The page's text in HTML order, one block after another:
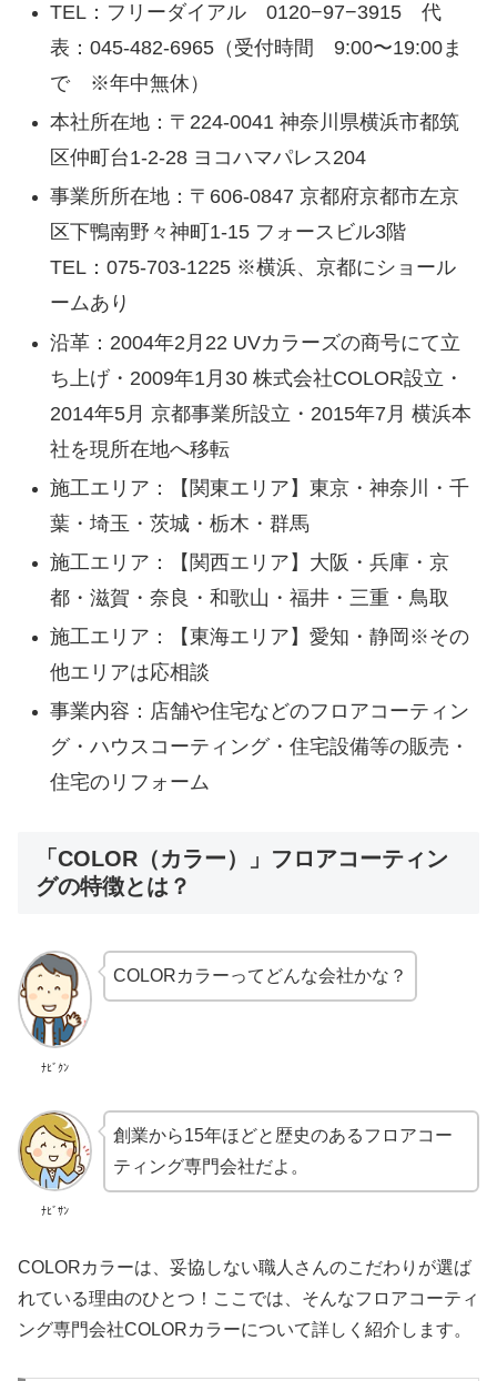
TEL：フリーダイアル 0120−97−3915 代
表：045-482-6965（受付時間 9:00〜19:00ま
で ※年中無休）
本社所在地：〒224-0041 神奈川県横浜市都筑
区仲町台1-2-28 ヨコハマパレス204
事業所所在地：〒606-0847 京都府京都市左京
区下鴨南野々神町1-15 フォースビル3階
TEL：075-703-1225 ※横浜、京都にショール
ームあり
沿革：2004年2月22 UVカラーズの商号にて立
ち上げ・2009年1月30 株式会社COLOR設立・
2014年5月 京都事業所設立・2015年7月 横浜本
社を現所在地へ移転
施工エリア：【関東エリア】東京・神奈川・千
葉・埼玉・茨城・栃木・群馬
施工エリア：
【関西エリア】大阪・兵庫・京
都・滋賀・奈良・和歌山・福井・三重・鳥取
施工エリア：
【東海エリア】愛知・静岡※その
他エリアは応相談
事業内容：店舗や住宅などのフロアコーティン
グ・ハウスコーティング・住宅設備等の販売・
住宅のリフォーム
「COLOR（カラー）」フロアコーティン
グの特徴とは？
ﾅﾋﾞｸﾝ
COLORカラーってどんな会社かな？
ﾅﾋﾞｻﾝ
創業から15年ほどと歴史のあるフロアコー
ティング専門会社だよ。
COLORカラーは、妥協しない職人さんのこだわりが選ば
れている理由のひとつ！ここでは、そんなフロアコーティ
ング専門会社COLORカラーについて詳しく紹介します。